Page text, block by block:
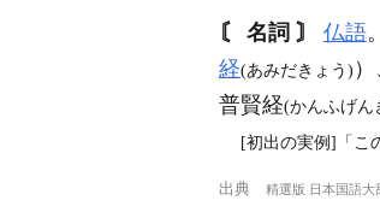
〘 名詞 〙 仏語
経(あみだきょう) ）
普賢経(かんふげん
[初出の実例]「こ
出典 精選版 日本国語大